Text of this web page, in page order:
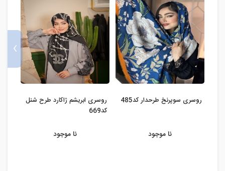
روسری سوپرنخ طرحدار کد485
نا موجود
روسری ابریشم ژاکارد طرح شنل
کد669
نا موجود
›